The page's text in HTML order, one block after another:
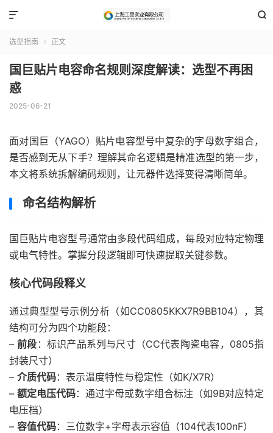


选型指南  正文
国巨贴片电容命名规则深度解读：选型不再困
惑
2025-06-21
面对国巨（YAGO）贴片电容型号中复杂的字母数字组合，
是否感到无从下手？理解其命名逻辑是精准选型的第一步，
本文将系统拆解编码规则，让元器件选择变得清晰简单。
命名结构解析
国巨贴片电容型号通常由多段代码组成，每段对应特定物理
或电气特性。掌握分段逻辑即可快速提取关键参数。
核心代码段释义
通过典型型号示例分析（如CC0805KKX7R9BB104），其
结构可分为四个功能段：
–前段 ：标识产品系列与尺寸（CC代表陶瓷电容，0805指
封装尺寸）
– 介质代码：表示温度特性与稳定性（如K/X7R）
–额定电压代码：通过字母或数字组合标注（如9B对应特定
电压档）
– 容值代码：三位数字+字母表示容值（104代表100nF）